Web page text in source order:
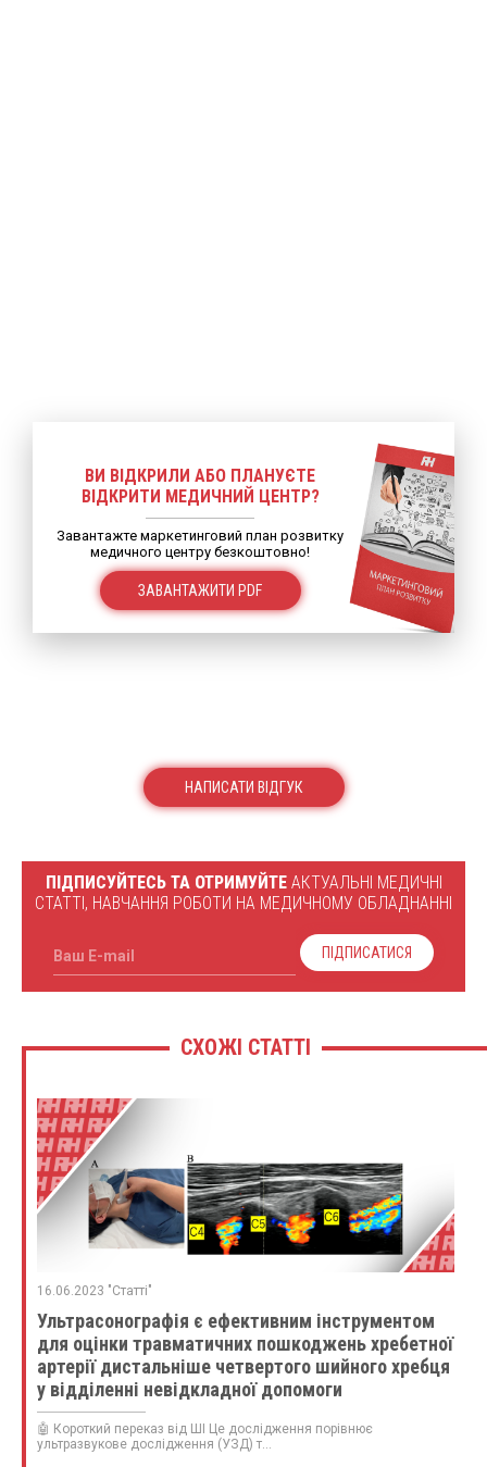
ВИ ВІДКРИЛИ АБО ПЛАНУЄТЕ
ВІДКРИТИ МЕДИЧНИЙ ЦЕНТР?
Завантажте маркетинговий план розвитку
медичного центру безкоштовно!
ЗАВАНТАЖИТИ PDF
НАПИСАТИ ВІДГУК
ПІДПИСУЙТЕСЬ ТА ОТРИМУЙТЕАКТУАЛЬНІ МЕДИЧНІ
СТАТТІ, НАВЧАННЯ РОБОТИ НА МЕДИЧНОМУ ОБЛАДНАННІ
Ваш E-mail ПІДПИСАТИСЯ
СХОЖІ СТАТТІ
16.06.2023 "Статті"
Ультрасонографія є ефективним інструментом
для оцінки травматичних пошкоджень хребетної
артерії дистальніше четвертого шийного хребця
у відділенні невідкладної допомоги
🤖 Короткий переказ від ШІ Це дослідження порівнює
ультразвукове дослідження (УЗД) т...